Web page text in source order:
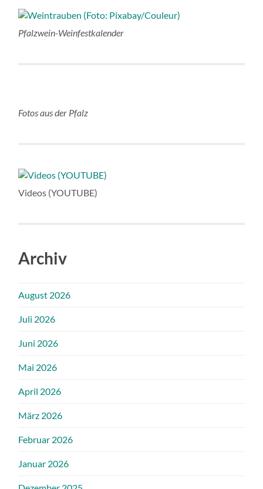
Pfalzwein-Weinfestkalender
Fotos aus der Pfalz
Videos (YOUTUBE)
Archiv
August 2026
Juli 2026
Juni 2026
Mai 2026
April 2026
März 2026
Februar 2026
Januar 2026